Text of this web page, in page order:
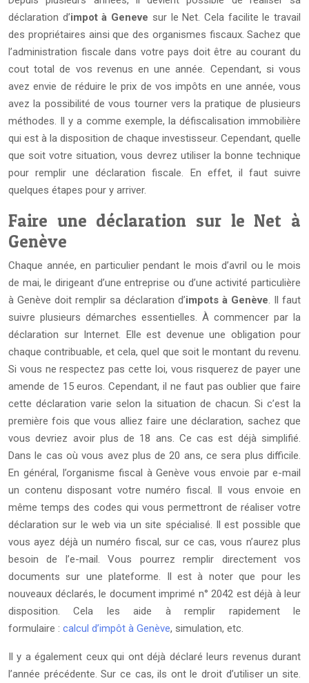
déclaration d’impot à Geneve sur le Net. Cela facilite le travail
des propriétaires ainsi que des organismes fiscaux.Sachez que
l’administration fiscale dans votre pays doit être au courant du
cout total de vos revenus en une année. Cependant, si vous
avez envie de réduire le prix de vos impôts en une année, vous
avez la possibilité de vous tourner vers la pratique de plusieurs
méthodes. Il y a comme exemple, la défiscalisation immobilière
qui est à la disposition de chaque investisseur. Cependant, quelle
que soit votre situation, vous devrez utiliser la bonne technique
pour remplir une déclaration fiscale. En effet, il faut suivre
quelques étapes pour y arriver.
Faire une déclaration sur le Net à
Genève
Chaque année, en particulier pendant le mois d’avril ou le mois
de mai, le dirigeant d’une entreprise ou d’une activité particulière
à Genève doit remplir sa déclaration d’impots à Genève. Il faut
suivre plusieurs démarches essentielles. À commencer par la
déclaration sur Internet. Elle est devenue une obligation pour
chaque contribuable, et cela, quel que soit le montant du revenu.
Si vous ne respectez pas cette loi, vous risquerez de payer une
amende de 15 euros. Cependant, il ne faut pas oublier que faire
cette déclaration varie selon la situation de chacun. Si c’est la
première fois que vous alliez faire une déclaration, sachez que
vous devriez avoir plus de 18 ans. Ce cas est déjà simplifié.
Dans le cas où vous avez plus de 20 ans, ce sera plus difficile.
En général, l’organisme fiscal à Genève vous envoie par e-mail
un contenu disposant votre numéro fiscal. Il vous envoie en
même temps des codes qui vous permettront de réaliser votre
déclaration sur le web via un site spécialisé. Il est possible que
vous ayez déjà un numéro fiscal, sur ce cas, vous n’aurez plus
besoin de l’e-mail. Vous pourrez remplir directement vos
documents sur une plateforme. Il est à noter que pour les
nouveaux déclarés, le document imprimé n° 2042 est déjà à leur
disposition. Cela les aide à remplir rapidement le
formulaire : calcul d’impôt à Genève, simulation, etc.
Il y a également ceux qui ont déjà déclaré leurs revenus durant
l’année précédente. Sur ce cas, ils ont le droit d’utiliser un site.